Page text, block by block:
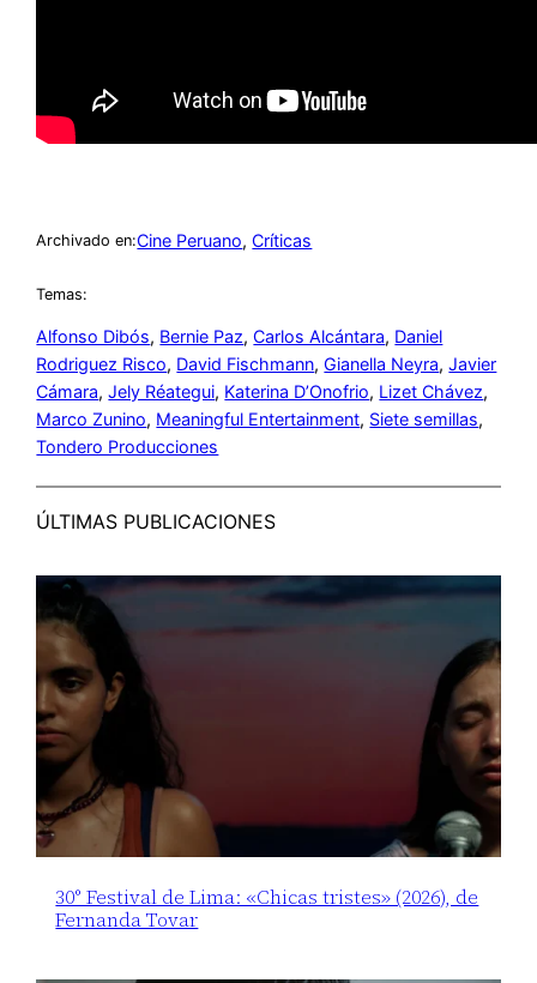
Archivado en:Cine Peruano, Críticas
Temas:
Alfonso Dibós, Bernie Paz, Carlos Alcántara, Daniel
Rodriguez Risco, David Fischmann, Gianella Neyra, Javier
Cámara, Jely Réategui, Katerina D’Onofrio, Lizet Chávez
Marco Zunino, Meaningful Entertainment, Siete semillas
Tondero Producciones
ÚLTIMAS PUBLICACIONES
30° Festival de Lima: «Chicas tristes» (2026), de
Fernanda Tovar